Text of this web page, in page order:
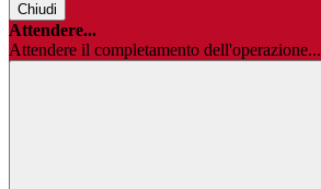
Chiudi
Attendere...
Attendere il completamento dell'operazione...